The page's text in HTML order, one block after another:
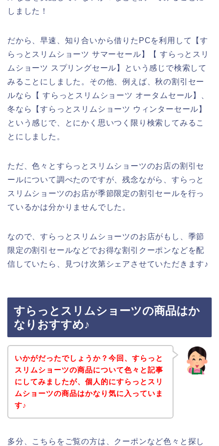
しました！
だから、早速、知り合いから借りたPCを利用して【す
らっとスリムショーツ サマーセール】【 すらっとスリ
ムショーツ スプリングセール】という感じで検索して
みることにしました。その他、例えば、秋の割引セー
ルなら【 すらっとスリムショーツ オータムセール】、
冬なら【すらっとスリムショーツ ウィンターセール】
という感じで、とにかく思いつく限り検索してみるこ
とにしました。
ただ、色々とすらっとスリムショーツのお店の割引セ
ールについて調べたのですが、残念ながら、すらっと
スリムショーツのお店が季節限定の割引セールを行っ
ているかは分かりませんでした。
なので、すらっとスリムショーツのお店がもし、季節
限定の割引セールなどでお得な割引クーポンなどを配
信していたら、見つけ次第シェアさせていただきます♪
すらっとスリムショーツの商品はか
なりおすすめ♪
いかがだったでしょうか？今回、すらっと
スリムショーツの商品について色々と記事
にしてみましたが、個人的にすらっとスリ
ムショーツの商品はかなり気に入っていま
す♪
多分、こちらをご覧の方は、クーポンなど色々と探し